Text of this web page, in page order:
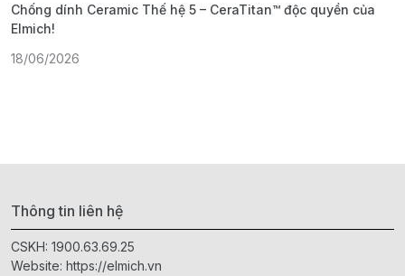
Chống dính Ceramic Thế hệ 5 – CeraTitan™ độc quyền của
Elmich!
18/06/2026
Thông tin liên hệ
CSKH: 1900.63.69.25
Website: https://elmich.vn